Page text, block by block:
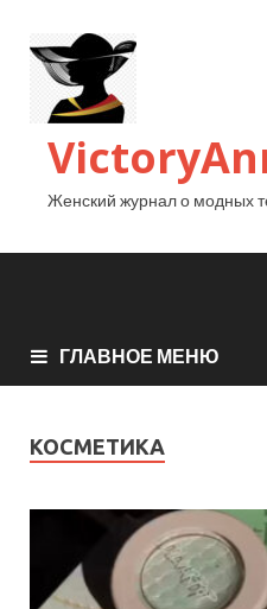
Женский журнал о модных
ГЛАВНОЕ МЕНЮ
КОСМЕТИКА